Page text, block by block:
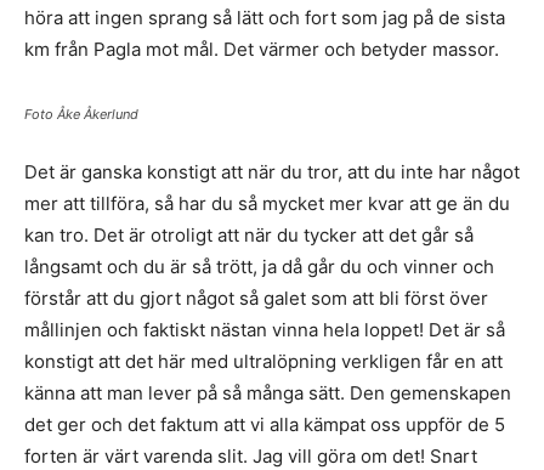
höra att ingen sprang så lätt och fort som jag på de sista
km från Pagla mot mål. Det värmer och betyder massor.
Foto Åke Åkerlund
Det är ganska konstigt att när du tror, att du inte har något
mer att tillföra, så har du så mycket mer kvar att ge än du
kan tro. Det är otroligt att när du tycker att det går så
långsamt och du är så trött, ja då går du och vinner och
förstår att du gjort något så galet som att bli först över
mållinjen och faktiskt nästan vinna hela loppet! Det är så
konstigt att det här med ultralöpning verkligen får en att
känna att man lever på så många sätt. Den gemenskapen
det ger och det faktum att vi alla kämpat oss uppför de 5
forten är värt varenda slit. Jag vill göra om det! Snart